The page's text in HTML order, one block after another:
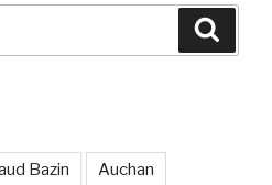
Bazin Auchan